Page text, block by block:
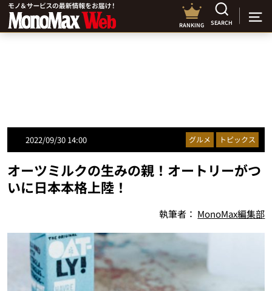
RANKING SEARCH
2022/09/30 14:00 グルメ トピックス
オーツミルクの生みの親！オートリーがつ
いに日本本格上陸！
執筆者： MonoMax編集部